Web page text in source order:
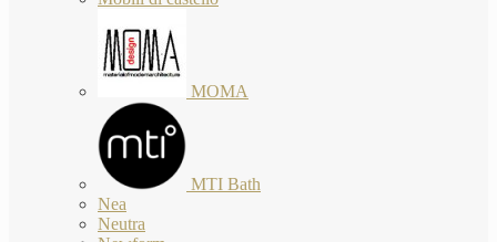
MOMA
MTI Bath
Nea
Neutra